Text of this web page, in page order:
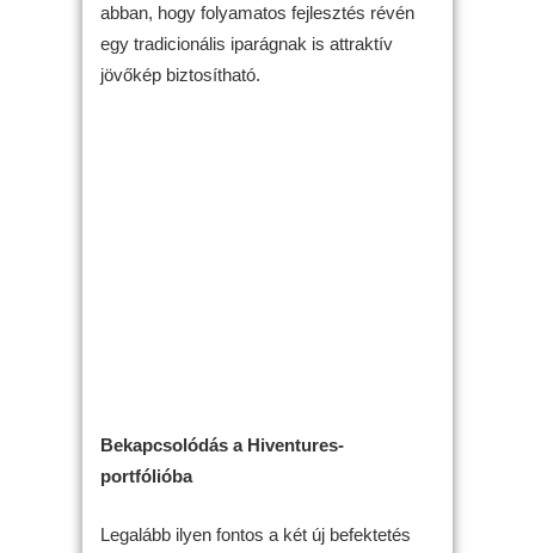
abban, hogy folyamatos fejlesztés révén
egy tradicionális iparágnak is attraktív
jövőkép biztosítható.
Bekapcsolódás a Hiventures-
portfólióba
Legalább ilyen fontos a két új befektetés